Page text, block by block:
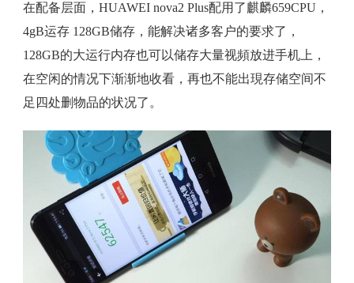
在配备层面，HUAWEI nova2 Plus配用了麒麟659CPU，
4gB运存 128GB储存，能解决诸多客户的要求了，
128GB的大运行内存也可以储存大量视頻放进手机上，
在空闲的情况下渐渐地收看，再也不能出現存储空间不
足四处删物品的状况了。